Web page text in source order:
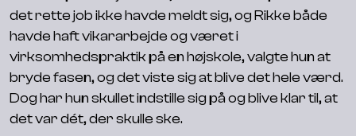
det rette job ikke havde meldt sig, og Rikke både
havde haft vikararbejde og været i
virksomhedspraktik på en højskole, valgte hun at
bryde fasen, og det viste sig at blive det hele værd.
Dog har hun skullet indstille sig på og blive klar til, at
det var dét, der skulle ske.